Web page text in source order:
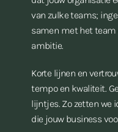
van zulke teams;
samen met het
ambitie.
Korte lijnen en
tempo en kwaliteit.
lijntjes. Zo zetten we
die jouw business